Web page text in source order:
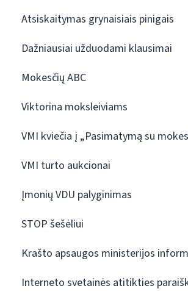
Atsiskaitymas grynaisiais pinigais
Dažniausiai užduodami klausimai
Mokesčių ABC
Viktorina moksleiviams
VMI kviečia į „Pasimatymą su
VMI turto aukcionai
Įmonių VDU palyginimas
STOP šešėliui
Krašto apsaugos ministerijos
Interneto svetainės atitikties